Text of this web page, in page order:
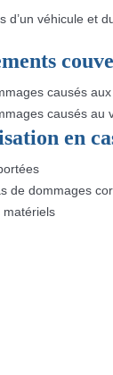
d’un véhicule et
causés
causés au
en
de dommages
matériels